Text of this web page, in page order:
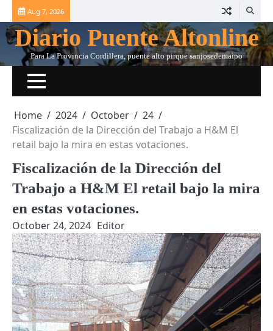
Skip
to
content
Aug 7, 2026
Diario Puente Altonline
Para La Provincia Cordillera, puente alto pirque sanjosedemaipo
Home 2024 October
24
Fiscalización de la Dirección del Trabajo a H&M El
retail bajo la mira en estas votaciones.
Fiscalización de la Dirección del
Trabajo a H&M El retail bajo la mira
en estas votaciones.
October 24, 2024 Editor